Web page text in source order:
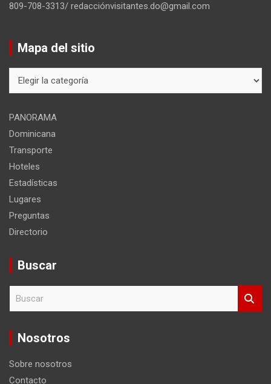
809-708-3313/ redacciónvisitantes.do@gmail.com
Mapa del sitio
del
PANORAMA
Dominicana
Transporte
Hoteles
Estadísticas
Lugares
Preguntas
Directorio
Buscar
c
Nosotros
Sobre nosotros
Contacto